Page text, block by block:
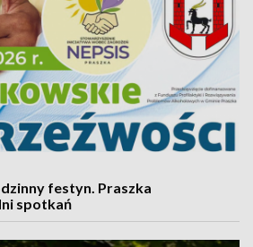
festyn. Praszka
spotkań